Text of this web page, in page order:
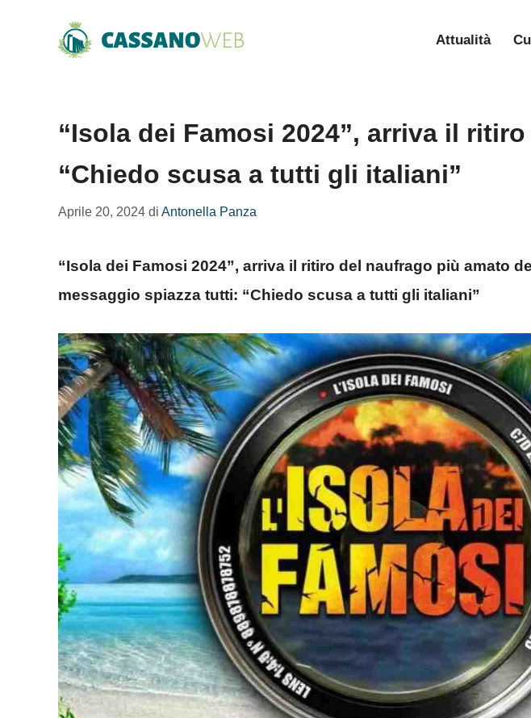
Attualità
“Isola dei Famosi 2024”, arriva il
“Chiedo scusa a tutti gli italiani”
Aprile 20, 2024 di Antonella Panza
“Isola dei Famosi 2024”, arriva il ritiro del naufrago più amato
messaggio spiazza tutti: “Chiedo scusa a tutti gli italiani”